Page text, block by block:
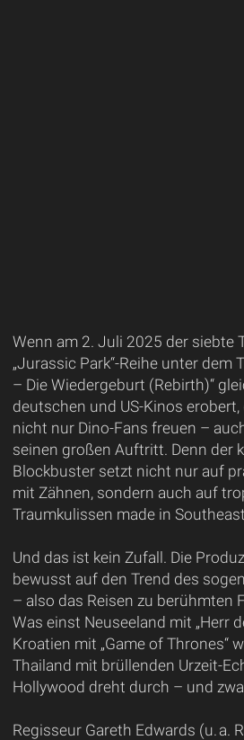
Wenn am 2. Juli 2025 der siebte
„Jurassic Park“-Reihe unter dem
– Die Wiedergeburt (Rebirth)“
deutschen und US-Kinos
nicht nur Dino-Fans freuen –
seinen großen Auftritt. Denn der
Blockbuster setzt nicht nur auf
mit Zähnen, sondern auch auf
Traumkulissen made in
Und das ist kein Zufall. Die
bewusst auf den Trend des
– also das Reisen zu berühmten
Was einst Neuseeland mit „Herr
Kroatien mit „Game of Thrones“
Thailand mit brüllenden Urzeit-
Hollywood dreht durch – und
Regisseur Gareth Edwards (u. a.